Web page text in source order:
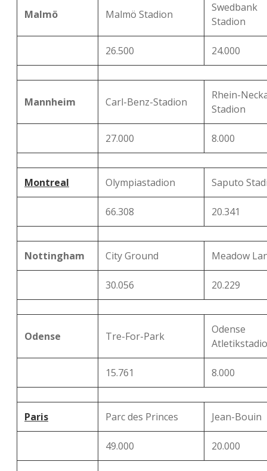
Malmö Malmö Stadion
Swedbank
Stadion
26.500 24.000
Mannheim Carl-Benz-Stadion
Rhein-
Stadion
27.000 8.000
Montreal Olympiastadion Saputo
66.308 20.341
Nottingham City Ground Meadow
30.056 20.229
Odense Tre-For-Park
Odense
15.761 8.000
Paris Parc des Princes Jean-Bouin
49.000 20.000